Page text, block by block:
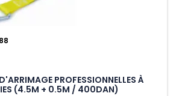
PROFESSIONNELLES À
(4.5M + 0.5M / 400DAN)